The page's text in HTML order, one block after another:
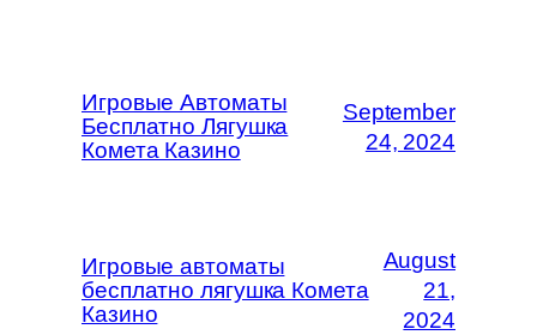
Игровые Автоматы
Бесплатно Лягушка
Комета Казино
September
24, 2024
Игровые автоматы
бесплатно лягушка Комета
Казино
August
21,
2024